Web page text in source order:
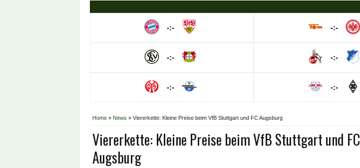
-:-
-:-
-:-
-:-
-:-
-:-
Home » News » Viererkette: Kleine Preise beim VfB Stuttgart und FC Augsburg
Viererkette: Kleine Preise beim VfB Stuttgart und FC
Augsburg